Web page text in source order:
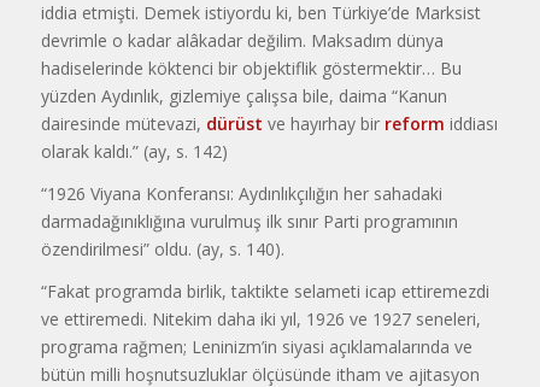
iddia etmişti. Demek istiyordu ki, ben Türkiye’de Marksist
devrimle o kadar alâkadar değilim. Maksadım dünya
hadiselerinde köktenci bir objektiflik göstermektir… Bu
yüzden Aydınlık, gizlemiye çalışsa bile, daima “Kanun
dairesinde mütevazi, dürüst ve hayırhay bir reform iddiası
olarak kaldı.” (ay, s. 142)
“1926 Viyana Konferansı: Aydınlıkçılığın her sahadaki
darmadağınıklığına vurulmuş ilk sınır Parti programının
özendirilmesi” oldu. (ay, s. 140).
“Fakat programda birlik, taktikte selameti icap ettiremezdi
ve ettiremedi. Nitekim daha iki yıl, 1926 ve 1927 seneleri,
programa rağmen; Leninizm’in siyasi açıklamalarında ve
bütün milli hoşnutsuzluklar ölçüsünde itham ve ajitasyon